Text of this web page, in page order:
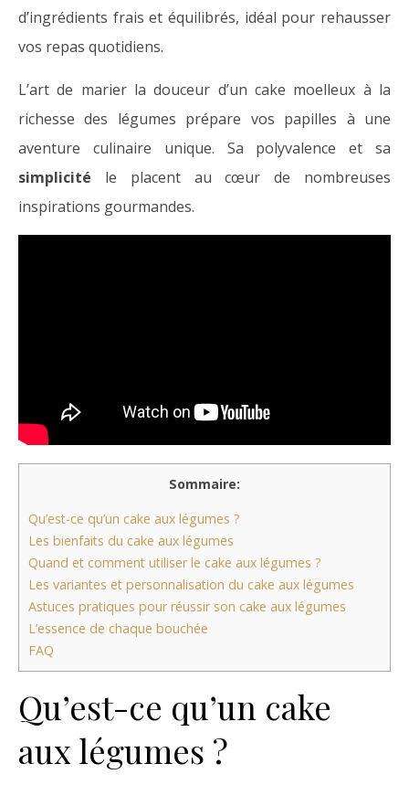
d’ingrédients frais et équilibrés, idéal pour rehausser
vos repas quotidiens.
L’art de marier la douceur d’un cake moelleux à la
richesse des légumes prépare vos papilles à une
aventure culinaire unique. Sa polyvalence et sa
simplicité le placent au cœur de nombreuses
inspirations gourmandes.
Sommaire:
Qu’est-ce qu’un cake aux légumes ?
Les bienfaits du cake aux légumes
Quand et comment utiliser le cake aux légumes ?
Les variantes et personnalisation du cake aux légumes
Astuces pratiques pour réussir son cake aux légumes
L’essence de chaque bouchée
FAQ
Qu’est-ce qu’un cake
aux légumes ?